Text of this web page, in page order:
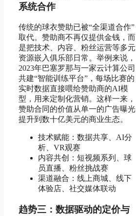
系统合作
传统的球衣赞助已被“全渠道合作”
取代。赞助商不再仅提供金钱，而
是把技术、内容、粉丝运营等多元
资源嵌入俱乐部日常。举例来说，
2023年巴塞罗那与一家云计算公司
共建“智能训练平台”，每场比赛的
实时数据直接喂给赞助商的AI模
型，用来定制化营销。这样一来，
赞助合同的价值从单一的广告曝光
提升到数十亿美元的商业生态。
技术赋能：数据共享、AI分
析、VR观赛
内容共创：短视频系列、球
员直播、粉丝挑战赛
渠道融合：线上商城、线下
体验店、社交媒体联动
趋势三：数据驱动的定价与